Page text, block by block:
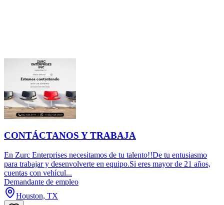
CONTÁCTANOS Y TRABAJA
En Zurc Enterprises necesitamos de tu talento!!De tu entusiasmo
para trabajar y desenvolverte en equipo.Si eres mayor de 21 años,
cuentas con vehícul...
Demandante de empleo
Houston, TX